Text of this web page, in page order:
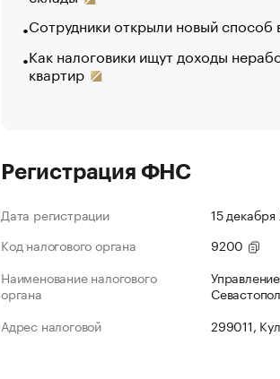
Сотрудники открыли новый
Как налоговики ищут доходы
квартир
Регистрация ФНС
Дата регистрации
15 декабря
Код налогового органа
9200
Наименование налогового
органа
Адрес налоговой
299011,